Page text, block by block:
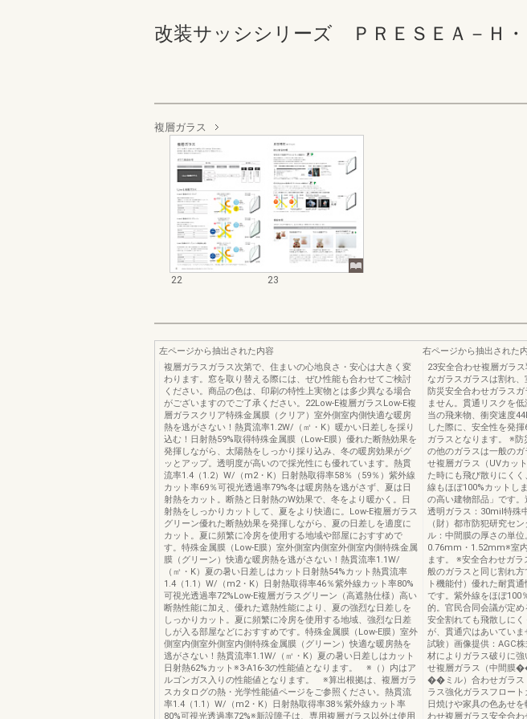
改装サッシシリーズ ＰＲＥＳＥＡ－Ｈ・
複層ガラス
22 23
左ページから抽出された内容
複層ガラスガラス次第で、住まいの心地良さ・安心は大きく変
わります。窓を取り替える際には、ぜひ性能も合わせてご検討
ください。商品の色は、印刷の特性上実物とは多少異なる場合
がございますのでご了承ください。22Low-E複層ガラスLow-E複
層ガラスクリア特殊金属膜（クリア）室外側室内側快適な暖房
熱を逃がさない！熱貫流率1.2W/（㎡・K）暖かい日差しを採り
込む！日射熱59%取得特殊金属膜（Low-E膜）優れた断熱効果を
発揮しながら、太陽熱をしっかり採り込み、冬の暖房効果がグ
ッとアップ。透明度が高いので採光性にも優れています。熱貫
流率1.4（1.2）W/（m2・K）日射熱取得率58％（59％）紫外線
カット率69％可視光透過率79%冬は暖房熱を逃がさず、夏は日
射熱をカット。断熱と日射熱のW効果で、冬をより暖かく。日
射熱をしっかりカットして、夏をより快適に。Low-E複層ガラス
グリーン優れた断熱効果を発揮しながら、夏の日差しを適度に
カット。夏に頻繁に冷房を使用する地域や部屋におすすめで
す。特殊金属膜（Low-E膜）室外側室内側室外側室内側特殊金属
膜（グリーン）快適な暖房熱を逃がさない！熱貫流率1.1W/
（㎡・K）夏の暑い日差しはカット日射熱54%カット熱貫流率
1.4（1.1）W/（m2・K）日射熱取得率46％紫外線カット率80%
可視光透過率72%Low-E複層ガラスグリーン（高遮熱仕様）高い
断熱性能に加え、優れた遮熱性能により、夏の強烈な日差しを
しっかりカット。夏に頻繁に冷房を使用する地域、強烈な日差
しが入る部屋などにおすすめです。特殊金属膜（Low-E膜）室外
側室内側室外側室内側特殊金属膜（グリーン）快適な暖房熱を
逃がさない！熱貫流率1.1W/（㎡・K）夏の暑い日差しはカット
日射熱62%カット※3-A16-3の性能値となります。 ※（）内はア
ルゴンガス入りの性能値となります。 ※算出根拠は、複層ガラ
スカタログの熱・光学性能値ページをご参照ください。熱貫流
率1.4（1.1）W/（m2・K）日射熱取得率38％紫外線カット率
80%可視光透過率72%※新設障子は、専用複層ガラス以外は使用
右ページから抽出された
23安全合わせ複層ガラ
なガラスガラスは割れ、
防災安全合わせガラス
ません。貫通リスクを
当の飛来物、衝突速度
した際に、安全性を発
ガラスとなります。 ※
の他のガラスは一般の
せ複層ガラス（UVカッ
た時にも飛び散りにく
線もほぼ100%カットし
の高い建物部品」です
透明ガラス：30mil特殊
（財）都市防犯研究セ
ル：中間膜の厚さの単
0.76mm・1.52mm※室
ます。 ※安全合わせガ
般のガラスと同じ割れ
ト機能付）優れた耐貫
です。紫外線をほぼ100
的。官民合同会議が定め
安全割れても飛散しに
が、貫通穴はあいてい
試験）画像提供：AGC
材によりガラス破りに
せ複層ガラス（中間膜
��ミル）合わせガラス
ラス強化ガラスフロート
日焼けや家具の色あせ
わせ複層ガラス安全合